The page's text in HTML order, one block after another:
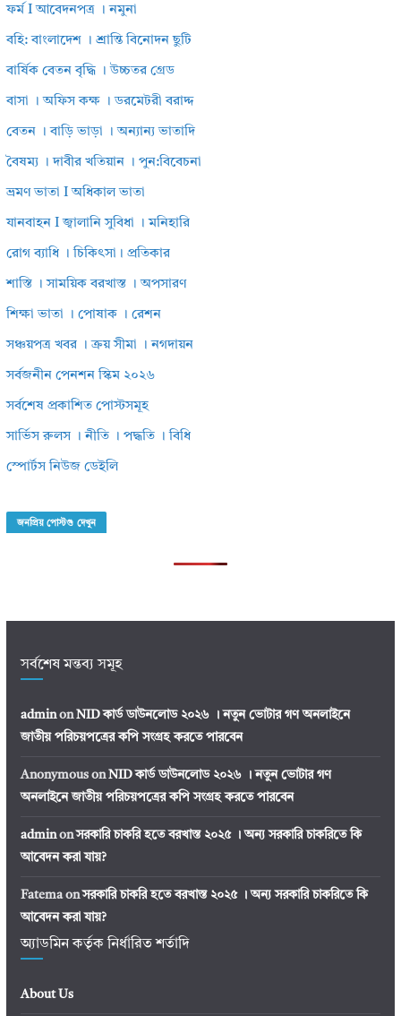
ফর্ম I আবেদনপত্র । নমুনা
বহি: বাংলাদেশ । শ্রান্তি বিনোদন ছুটি
বার্ষিক বেতন বৃদ্ধি । উচ্চতর গ্রেড
বাসা । অফিস কক্ষ । ডরমেটরী বরাদ্দ
বেতন । বাড়ি ভাড়া । অন্যান্য ভাতাদি
বৈষম্য । দাবীর খতিয়ান । পুন:বিবেচনা
ভ্রমণ ভাতা I অধিকাল ভাতা
যানবাহন I জ্বালানি সুবিধা । মনিহারি
রোগ ব্যাধি । চিকিৎসা। প্রতিকার
শাস্তি । সাময়িক বরখাস্ত । অপসারণ
শিক্ষা ভাতা । পোষাক । রেশন
সঞ্চয়পত্র খবর । ক্রয় সীমা । নগদায়ন
সর্বজনীন পেনশন স্কিম ২০২৬
সর্বশেষ প্রকাশিত পোস্টসমূহ
সার্ভিস রুলস । নীতি । পদ্ধতি । বিধি
স্পোর্টস নিউজ ডেইলি
জনপ্রিয় পোস্টগু দেখুন
সর্বশেষ মন্তব্য সমূহ
adminon NID কার্ড ডাউনলোড ২০২৬ । নতুন ভোটার গণ অনলাইনে
জাতীয় পরিচয়পত্রের কপি সংগ্রহ করতে পারবেন
Anonymouson NID কার্ড ডাউনলোড ২০২৬ । নতুন ভোটার গণ
অনলাইনে জাতীয় পরিচয়পত্রের কপি সংগ্রহ করতে পারবেন
adminonসরকারি চাকরি হতে বরখাস্ত ২০২৫ । অন্য সরকারি চাকরিতে কি
আবেদন করা যায়?
Fatemaonসরকারি চাকরি হতে বরখাস্ত ২০২৫ । অন্য সরকারি চাকরিতে কি
আবেদন করা যায়?
অ্যাডমিন কর্তৃক নির্ধারিত শর্তাদি
About Us